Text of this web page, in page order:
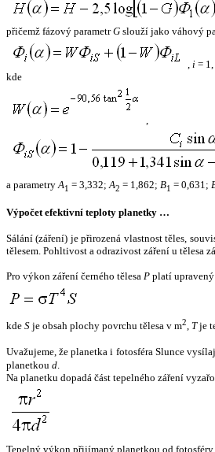
přičemž fázový parametrG slouží jako váhový
, i =
kde
,
a parametryA1 = 3,332;A2 = 1,862; B1 = 0,631;
Výpočet efektivní teploty planetky …
Sálání (záření) je přirozená vlastnost těles,
tělesem. Pohltivost a odrazivost záření u tělesa
Pro výkon záření černého tělesa P platí
kde S je obsah plochy povrchu tělesa v m2, Tje
Uvažujeme, že planetka i fotosféra Slunce
planetkou d.
Na planetku dopadá část tepelného záření
Tepelný výkon přijímaný planetkou od fotosféry